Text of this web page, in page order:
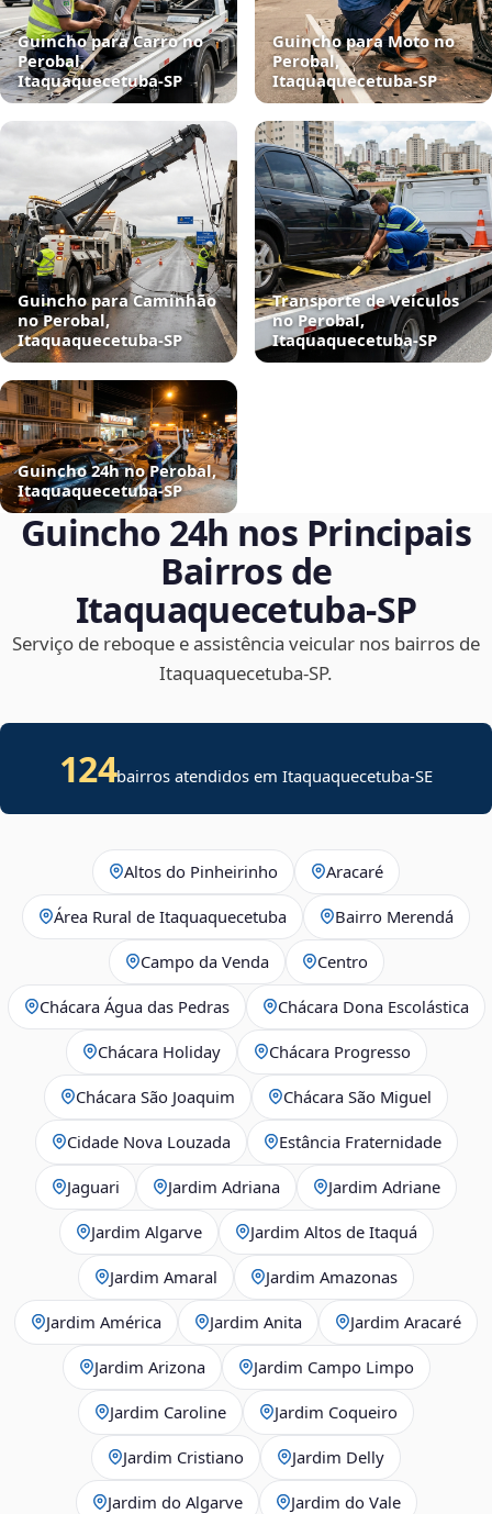
Guincho para Carro no
Perobal,
Itaquaquecetuba‑SP
Guincho para Moto no
Perobal,
Itaquaquecetuba‑SP
Guincho para Caminhão
no Perobal,
Itaquaquecetuba‑SP
Transporte de Veículos
no Perobal,
Itaquaquecetuba‑SP
Guincho 24h no Perobal,
Itaquaquecetuba‑SP
Guincho 24h nos Principais
Bairros de
Itaquaquecetuba‑SP
Serviço de reboque e assistência veicular nos bairros de
Itaquaquecetuba‑SP.
124bairros atendidos emItaquaquecetuba-SE
Altos do Pinheirinho Aracaré
Área Rural de Itaquaquecetuba Bairro Merendá
Campo da Venda Centro
Chácara Água das Pedras Chácara Dona Escolástica
Chácara Holiday Chácara Progresso
Chácara São Joaquim Chácara São Miguel
Cidade Nova Louzada Estância Fraternidade
Jaguari Jardim Adriana Jardim Adriane
Jardim Algarve Jardim Altos de Itaquá
Jardim Amaral Jardim Amazonas
Jardim América Jardim Anita Jardim Aracaré
Jardim Arizona Jardim Campo Limpo
Jardim Caroline Jardim Coqueiro
Jardim Cristiano Jardim Delly
Jardim do Algarve Jardim do Vale